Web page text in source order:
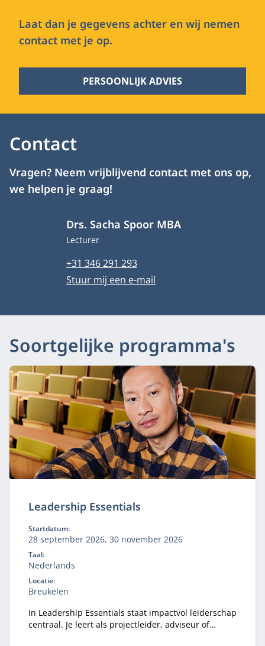
Laat dan je gegevens achter en wij nemen
contact met je op.
PERSOONLIJK ADVIES
Contact
Vragen? Neem vrijblijvend contact met ons op,
we helpen je graag!
Drs. Sacha Spoor MBA
Functietitel
Lecturer
Telefoonnummer
+31 346 291 293
E-mailadres
Stuur mij een e-mail
Soortgelijke programma's
Leadership Essentials
Startdatum:
28 september 2026, 30 november 2026
Taal:
Nederlands
Locatie:
Breukelen
In Leadership Essentials staat impactvol leiderschap
centraal. Je leert als projectleider, adviseur of